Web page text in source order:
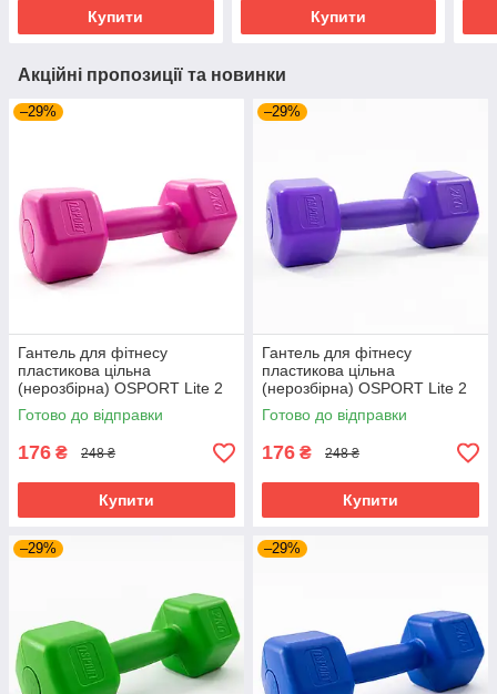
Купити Купити
Акційні пропозиції та новинки
–29%
Гантель для фітнесу
пластикова цільна
(нерозбірна) OSPORT Lite 2
кг (OF-0115) Рожевий
Готово до відправки
176 ₴ 248 ₴
Купити
–29%
Гантель для фітнесу
пластикова цільна
(нерозбірна) OSPORT Lite 2
кг (OF-0115) Фіолетовий
Готово до відправки
176 ₴ 248 ₴
Купити
–29% –29%